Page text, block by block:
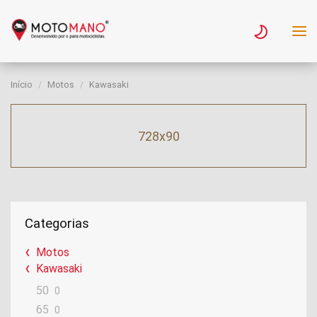
Início Motos Kawasaki
728x90
Categorias
Motos
Kawasaki
50
0
65 0